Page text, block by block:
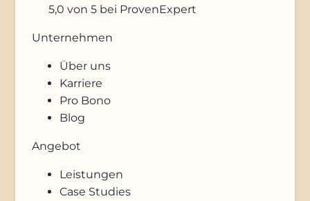
5,0 von 5 bei ProvenExpert
Unternehmen
Über uns
Karriere
Pro Bono
Blog
Angebot
Leistungen
Case Studies